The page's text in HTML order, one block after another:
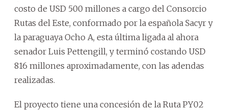
costo de USD 500 millones a cargo del Consorcio
Rutas del Este, conformado por la española Sacyr y
la paraguaya Ocho A, esta última ligada al ahora
senador Luis Pettengill, y terminó costando USD
816 millones aproximadamente, con las adendas
realizadas.
El proyecto tiene una concesión de la Ruta PY02